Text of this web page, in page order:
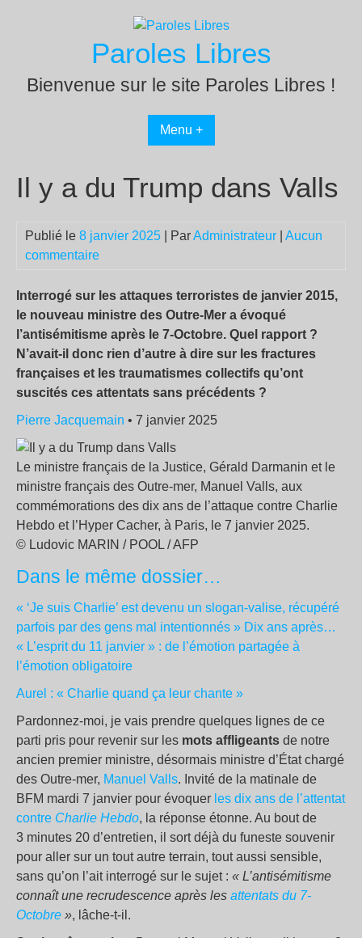
Paroles Libres
Bienvenue sur le site Paroles Libres !
Menu +
Il y a du Trump dans Valls
Publié le 8 janvier 2025 | ParAdministrateur
Aucun
commentaire
Interrogé sur les attaques terroristes de janvier 2015,
le nouveau ministre des Outre-Mer a évoqué
l’antisémitisme après le 7-Octobre. Quel rapport ?
N’avait-il donc rien d’autre à dire sur les fractures
françaises et les traumatismes collectifs qu’ont
suscités ces attentats sans précédents ?
Pierre Jacquemain • 7 janvier 2025
Le ministre français de la Justice, Gérald Darmanin et le
ministre français des Outre-mer, Manuel Valls, aux
commémorations des dix ans de l’attaque contre Charlie
Hebdo et l’Hyper Cacher, à Paris, le 7 janvier 2025.
© Ludovic MARIN / POOL / AFP
Dans le même dossier…
« ‘Je suis Charlie’ est devenu un slogan-valise, récupéré
parfois par des gens mal intentionnés » Dix ans après…
« L’esprit du 11 janvier » : de l’émotion partagée à
l’émotion obligatoire
Aurel : « Charlie quand ça leur chante »
Pardonnez-moi, je vais prendre quelques lignes de ce
parti pris pour revenir sur les mots affligeants de notre
ancien premier ministre, désormais ministre d’État chargé
des Outre-mer, Manuel Valls. Invité de la matinale de
BFM mardi 7 janvier pour évoquer les dix ans de l’attentat
contre Charlie Hebdo, la réponse étonne. Au bout de
3 minutes 20 d’entretien, il sort déjà du funeste souvenir
pour aller sur un tout autre terrain, tout aussi sensible,
sans qu’on l’ait interrogé sur le sujet : « L’antisémitisme
connaît une recrudescence après les attentats du 7-
Octobre », lâche-t-il.